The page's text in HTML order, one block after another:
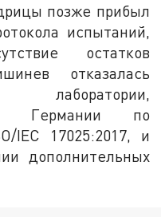
позже прибыл
испытаний,
остатков
отказалась
лаборатории,
в Германии по
IEC 17025:2017, и
дополнительных